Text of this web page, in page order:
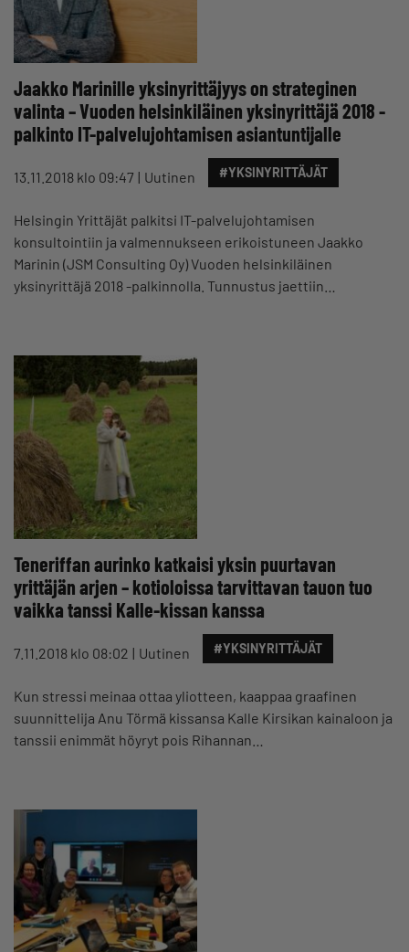
Jaakko Marinille yksinyrittäjyys on strateginen
valinta – Vuoden helsinkiläinen yksinyrittäjä 2018 -
palkinto IT-palvelujohtamisen asiantuntijalle
13.11.2018 klo 09:47 Uutinen #YKSINYRITTÄJÄT
Helsingin Yrittäjät palkitsi IT-palvelujohtamisen
konsultointiin ja valmennukseen erikoistuneen Jaakko
Marinin (JSM Consulting Oy) Vuoden helsinkiläinen
yksinyrittäjä 2018 -palkinnolla. Tunnustus jaettiin…
Teneriffan aurinko katkaisi yksin puurtavan
yrittäjän arjen – kotioloissa tarvittavan tauon tuo
vaikka tanssi Kalle-kissan kanssa
7.11.2018 klo 08:02 Uutinen #YKSINYRITTÄJÄT
Kun stressi meinaa ottaa yliotteen, kaappaa graafinen
suunnittelija Anu Törmä kissansa Kalle Kirsikan kainaloon ja
tanssii enimmät höyryt pois Rihannan…